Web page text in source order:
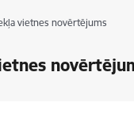
vietnes novērtējums